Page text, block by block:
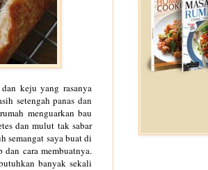
keju yang rasanya
setengah panas dan
menguarkan bau
dan mulut tak sabar
semangat saya buat di
dan cara membuatnya.
banyak sekali